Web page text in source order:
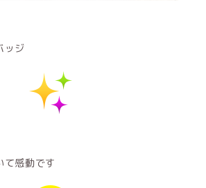
ッジ
て感動です